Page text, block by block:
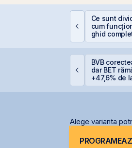
Ce sunt
cum
ghid
investitori
BVB
dar BET
+47,6% de
Alege varianta